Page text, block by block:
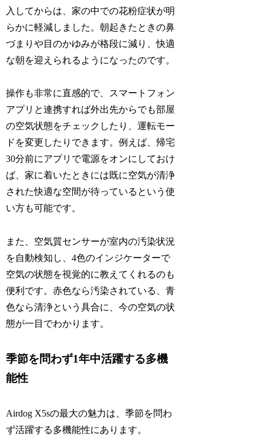
入してからは、家の中での花粉症状が明
らかに軽減しました。朝起きたときの鼻
づまりや目のかゆみが格段に減り、快適
な朝を迎えられるようになったのです。
操作も非常に直感的で、スマートフォン
アプリと連携すれば外出先からでも部屋
の空気状態をチェックしたり、運転モー
ドを変更したりできます。例えば、帰宅
30分前にアプリで電源をオンにしておけ
ば、家に着いたときには既に空気が清浄
された快適な空間が待っているという使
い方も可能です。
また、空気質センサーが室内の汚染状況
を自動検知し、4色のインジケーターで
空気の状態を視覚的に教えてくれるのも
便利です。赤色なら汚染されている、青
色なら清浄という具合に、今の空気の状
態が一目でわかります。
季節を問わず1年中活躍する多機
能性
Airdog X5sの最大の魅力は、季節を問わ
ず活躍する多機能性にあります。